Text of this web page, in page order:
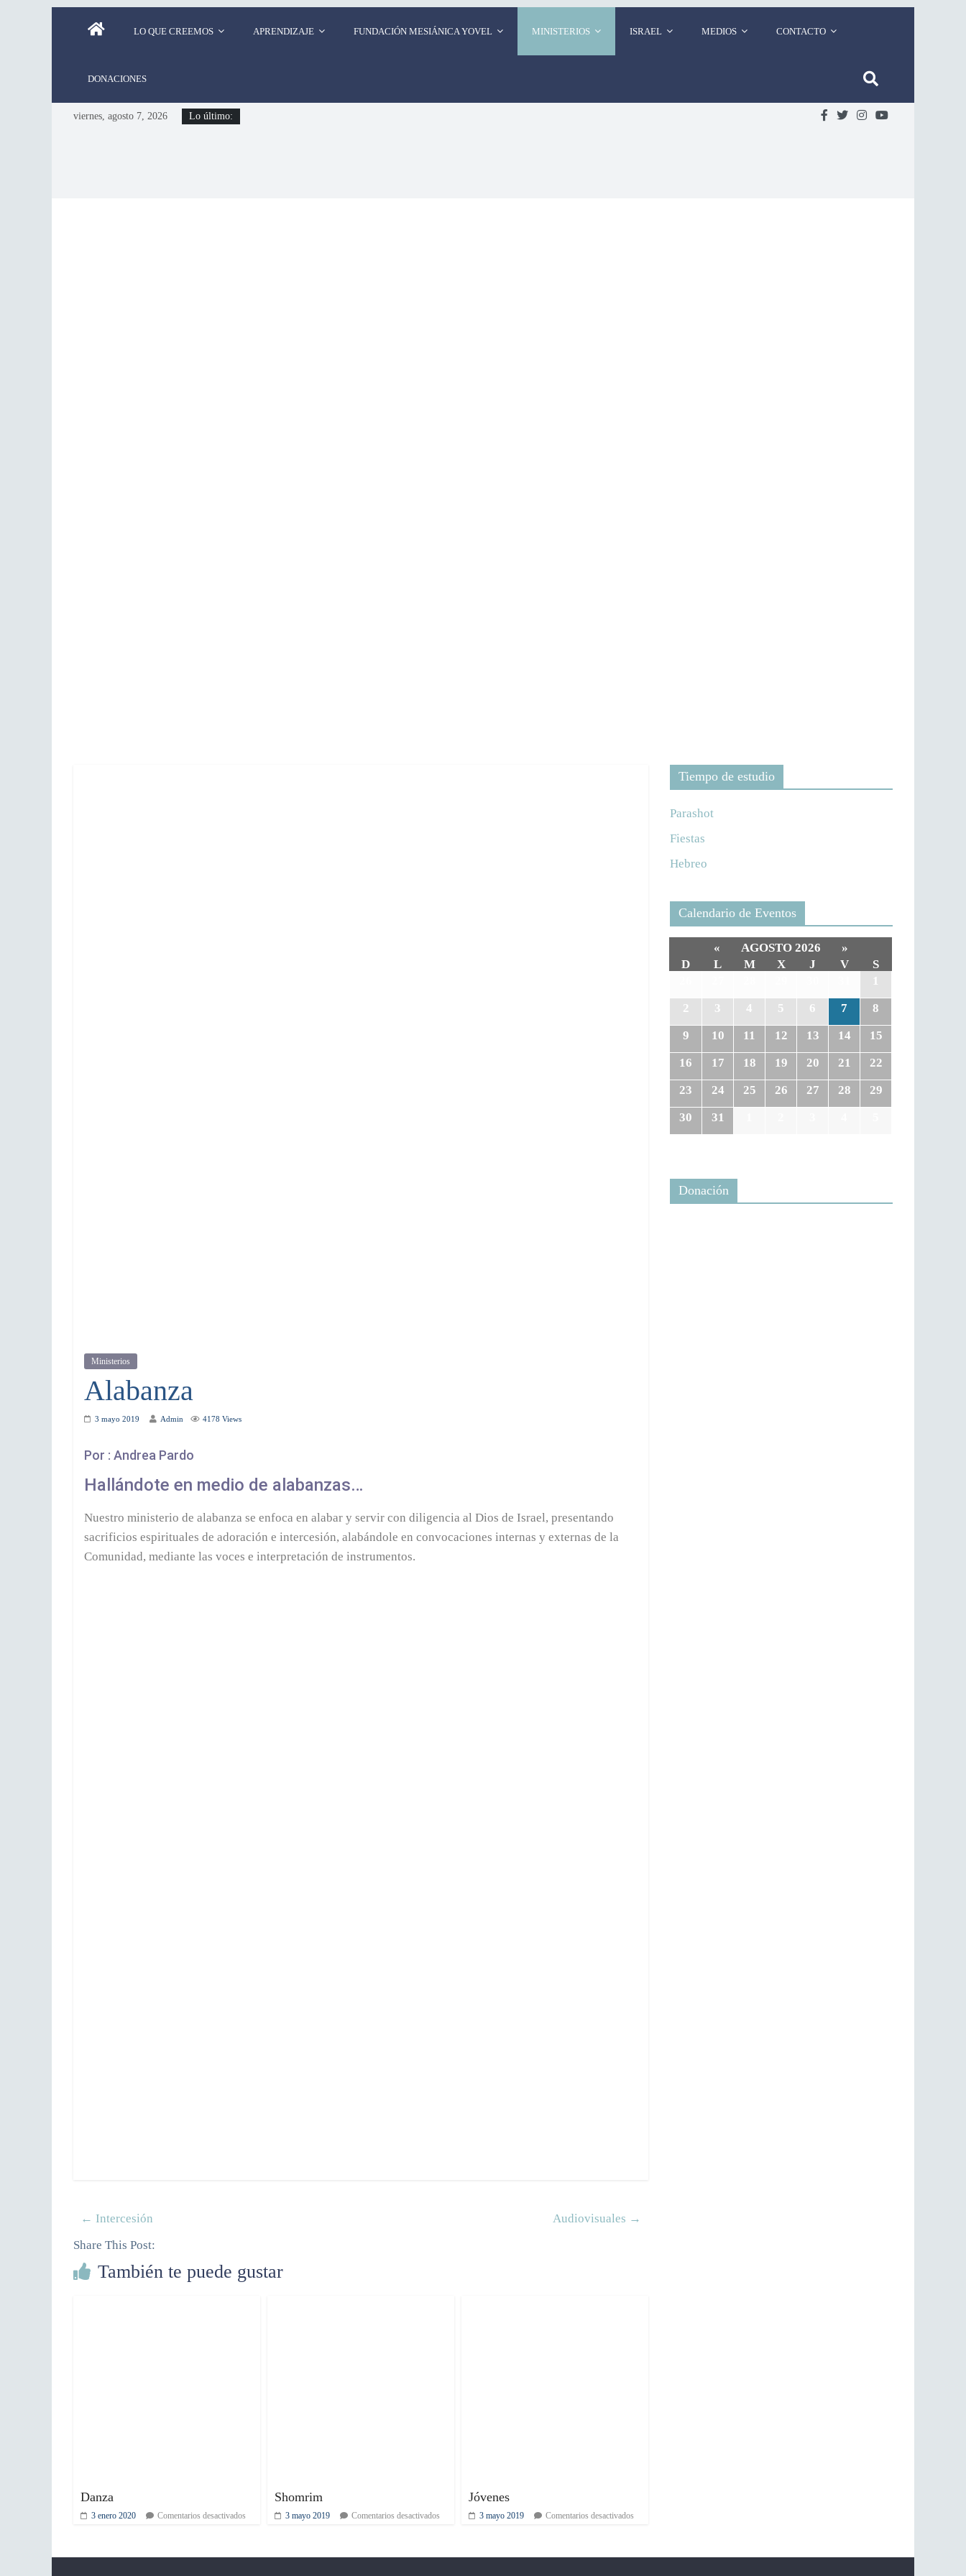
LO QUE CREEMOS APRENDIZAJE FUNDACIÓN MESIÁNICA YOVEL MINISTERIOS ISRAEL MEDIOS CONTACTO
DONACIONES
viernes, agosto 7, 2026 Lo último:
Ministerios
Alabanza
3 mayo 2019 Admin 4178 Views
Por : Andrea Pardo
Hallándote en medio de alabanzas…
Nuestro ministerio de alabanza se enfoca en alabar y servir con diligencia al Dios de Israel, presentando
sacrificios espirituales de adoración e intercesión, alabándole en convocaciones internas y externas de la
Comunidad, mediante las voces e interpretación de instrumentos.
← Intercesión Audiovisuales →
Share This Post:
También te puede gustar
Danza
3 enero 2020 Comentarios desactivados
Shomrim
3 mayo 2019 Comentarios desactivados
Jóvenes
3 mayo 2019 Comentarios desactivados
Tiempo de estudio
Parashot
Fiestas
Hebreo
Calendario de Eventos
« AGOSTO 2026
»
D
L M X J V
S
1
2
3 4 5 6 7
8
9
10 11 12 13 14
15
16
17 18 19 20 21
22
23
24 25 26 27 28
29
30
31
Donación